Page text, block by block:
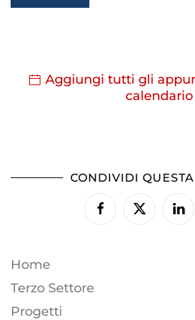
Aggiungi tutti gli
calendario
CONDIVIDI
Home
Terzo Settore
Progetti